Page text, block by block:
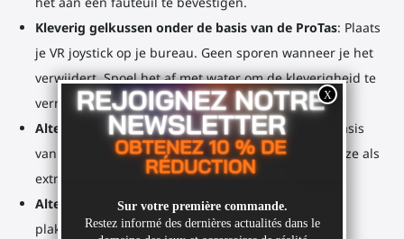
Kleverig gelkussen onder de basis van de ProTas: Plaats
je VR joystick op je bureau. Geen sporen wanneer je het
verwijdert. Spoel het af met water om de kleverigheid te
vernieuwen.
Alternatief gebruik: Fitnessgewicht. Bevestig de basis
van de ProTas aan je controllerhouders en gebruik ze als
extra gewicht.
Alternatief gebruik: Controllerhouders. Met het
plakkerige kussen kun je je joystickhouders op een